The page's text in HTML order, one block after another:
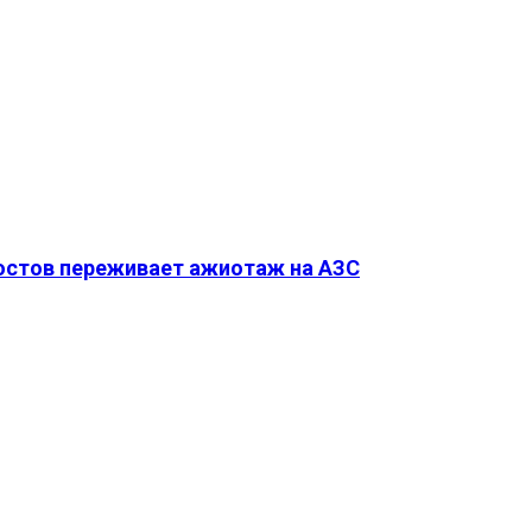
переживает ажиотаж на АЗС